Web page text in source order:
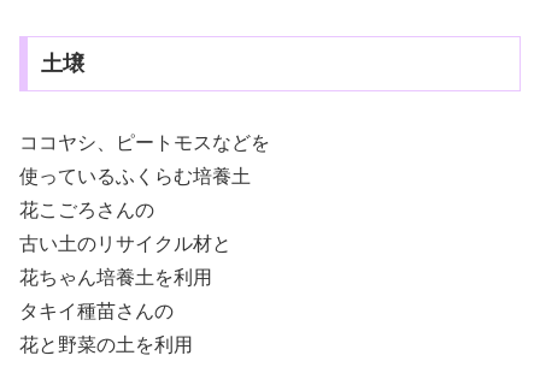
土壌
ココヤシ、ピートモスなどを
使っているふくらむ培養土
花こごろさんの
古い土のリサイクル材と
花ちゃん培養土を利用
タキイ種苗さんの
花と野菜の土を利用